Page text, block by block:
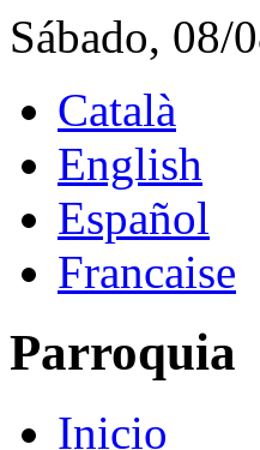
Sábado, 08/
Català
English
Español
Francaise
Parroquia
Inicio